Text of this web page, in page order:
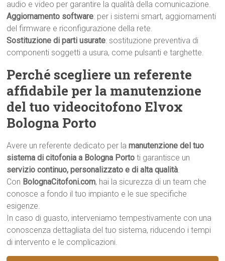
audio e video per garantire la qualità della comunicazione.
Aggiornamento software: per i sistemi smart, aggiornamenti
del firmware e riconfigurazione della rete.
Sostituzione di parti usurate: sostituzione preventiva di
componenti soggetti a usura, come pulsanti e targhette.
Perché scegliere un referente
affidabile per la manutenzione
del tuo videocitofono Elvox
Bologna Porto
Avere un referente dedicato per lamanutenzione del tuo
sistema di citofonia a Bologna Porto ti garantisce un
servizio continuo, personalizzato e di alta qualità.
Con BolognaCitofoni.com, hai la sicurezza di un team che
conosce a fondo il tuo impianto e le sue specifiche
esigenze.
In caso di guasto, interveniamo tempestivamente con una
conoscenza dettagliata del tuo sistema, riducendo i tempi
di intervento e le complicazioni.